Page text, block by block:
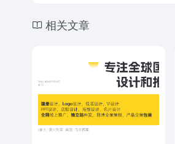
相关文章